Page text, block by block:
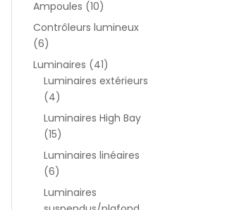
Ampoules (10)
Contrôleurs lumineux
(6)
Luminaires (41)
Luminaires extérieurs
(4)
Luminaires High Bay
(15)
Luminaires linéaires
(6)
Luminaires